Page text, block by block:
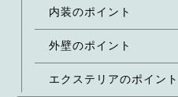
内装のポイント
外壁のポイント
エクステリアのポイント